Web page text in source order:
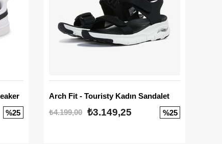
%25
Arch Fit - Touristy Kadın Sandalet
₺4.199,00
₺3.149,25 %25